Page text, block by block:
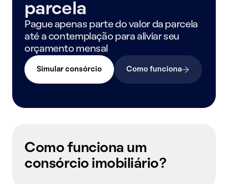
parcela
Pague apenas parte do valor da parcela
até a contemplação para aliviar seu
orçamento mensal
Simular consórcio Como funciona
Como funciona um
consórcio imobiliário?